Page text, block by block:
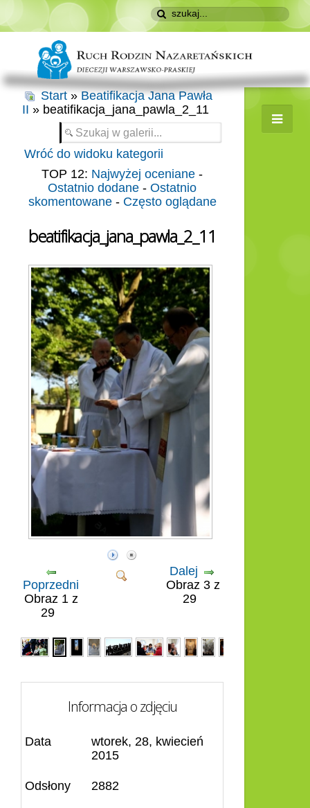
Start » Beatifikacja Jana Pawła
II » beatifikacja_jana_pawla_2_11
Wróć do widoku kategorii
TOP 12: Najwyżej oceniane -
Ostatnio dodane - Ostatnio
skomentowane- Często oglądane
beatifikacja_jana_pawla_2_11
Poprzedni
Obraz 1 z
29
Dalej
Obraz 3 z
29
Informacja o zdjęciu
Data
wtorek, 28, kwiecień
2015
Odsłony 2882